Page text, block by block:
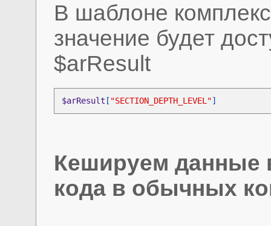
В шаблоне
значение будет
$arResult
$arResult [ "SECTION_DEPTH_LEVEL"]
Кешируем данные
кода в обычных